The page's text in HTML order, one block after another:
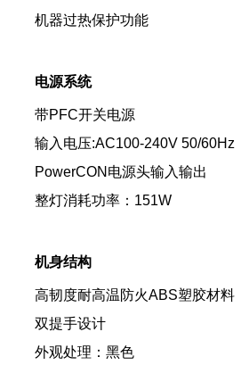
机器过热保护功能
电源系统
带PFC开关电源
输入电压:AC100-240V 50/60Hz
PowerCON电源头输入输出
整灯消耗功率：151W
机身结构
高韧度耐高温防火ABS塑胶材料
双提手设计
外观处理：黑色